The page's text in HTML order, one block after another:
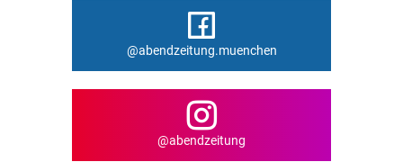
@abendzeitung.muenchen
@abendzeitung